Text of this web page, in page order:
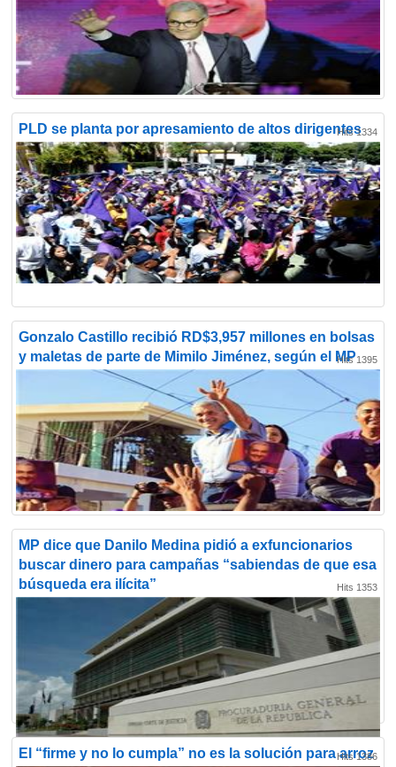
PLD se planta por apresamiento de altos dirigentes
Hits 1334
Gonzalo Castillo recibió RD$3,957 millones en bolsas
y maletas de parte de Mimilo Jiménez, según el MPHits 1395
MP dice que Danilo Medina pidió a exfuncionarios
buscar dinero para campañas “sabiendas de que esa
búsqueda era ilícita”
Hits 1353
El “firme y no lo cumpla” no es la solución para arroz
Hits 1386